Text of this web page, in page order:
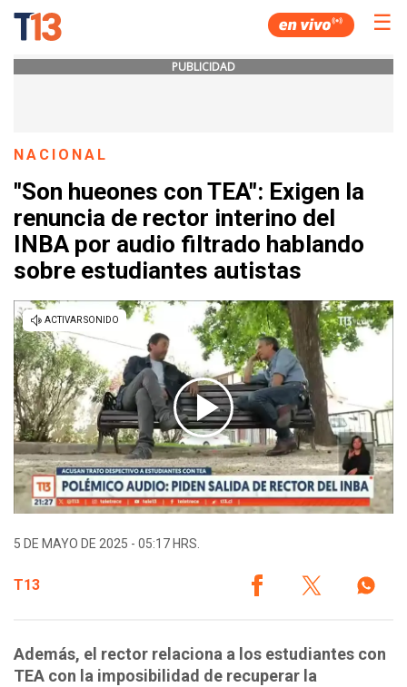
☰
PUBLICIDAD
NACIONAL
"Son hueones con TEA": Exigen la
renuncia de rector interino del
INBA por audio filtrado hablando
sobre estudiantes autistas
5 DE MAYO DE 2025 - 05:17 HRS.
T13
Además, el rector relaciona a los estudiantes con
TEA con la imposibilidad de recuperar la